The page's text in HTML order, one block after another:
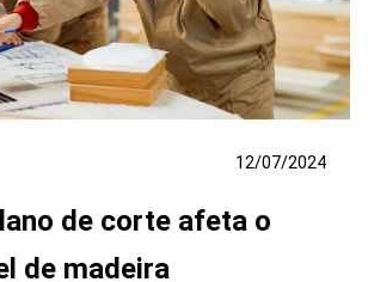
12/07/2024
de corte afeta o
de madeira